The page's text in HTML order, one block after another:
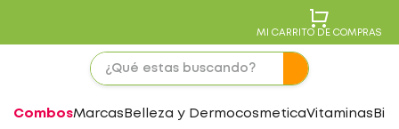
MI CARRITO DE COMPRAS
CombosMarcas Belleza y DermocosmeticaVitaminas